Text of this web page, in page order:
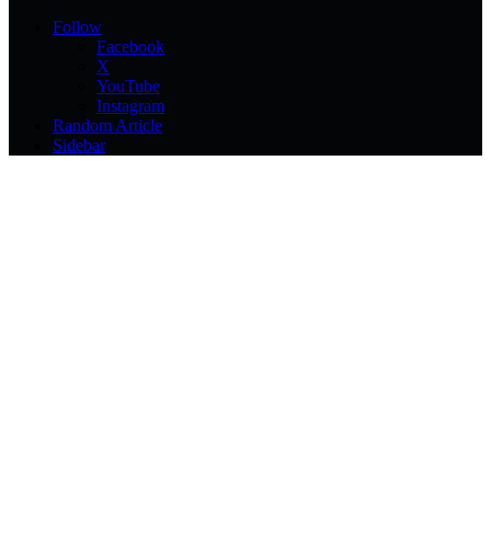
Follow
Facebook
X
YouTube
Instagram
Random Article
Sidebar